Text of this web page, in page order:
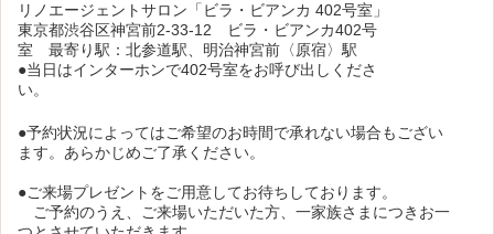
リノエージェントサロン「ビラ・ビアンカ 402号室」
東京都渋谷区神宮前2-33-12 ビラ・ビアンカ402号
室 最寄り駅：北参道駅、明治神宮前〈原宿〉駅
●当日はインターホンで402号室をお呼び出しくださ
い。
●予約状況によってはご希望のお時間で承れない場合もござい
ます。あらかじめご了承ください。
●ご来場プレゼントをご用意してお待ちしております。
ご予約のうえ、ご来場いただいた方、一家族さまにつきお一